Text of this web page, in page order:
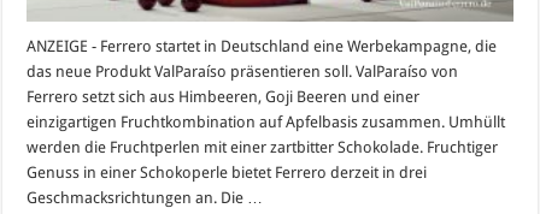
ANZEIGE - Ferrero startet in Deutschland eine Werbekampagne, die
das neue Produkt ValParaíso präsentieren soll. ValParaíso von
Ferrero setzt sich aus Himbeeren, Goji Beeren und einer
einzigartigen Fruchtkombination auf Apfelbasis zusammen. Umhüllt
werden die Fruchtperlen mit einer zartbitter Schokolade. Fruchtiger
Genuss in einer Schokoperle bietet Ferrero derzeit in drei
Geschmacksrichtungen an. Die …